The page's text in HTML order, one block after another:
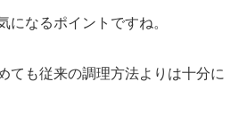
なるポイントですね。
ても従来の調理方法よりは十分に